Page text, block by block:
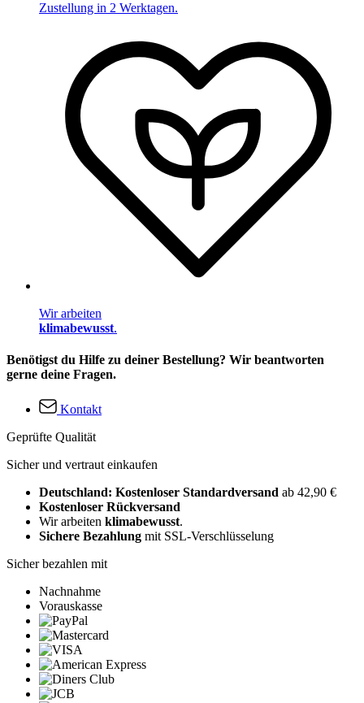
Zustellung in 2 Werktagen.
Wir arbeiten
klimabewusst.
Benötigst du Hilfe zu deiner Bestellung? Wir beantworten
gerne deine Fragen.
Kontakt
Geprüfte Qualität
Sicher und vertraut einkaufen
Deutschland: Kostenloser Standardversand ab 42,90 €
Kostenloser Rückversand
Wir arbeiten klimabewusst.
Sichere Bezahlung mit SSL-Verschlüsselung
Sicher bezahlen mit
Nachnahme
Vorauskasse